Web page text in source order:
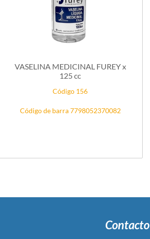
VASELINA MEDICINAL FUREY x
125 cc
Código 156
Código de barra 7798052370082
Contacto